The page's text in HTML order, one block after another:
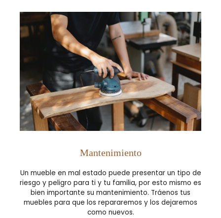
Mantenimiento
Un mueble en mal estado puede presentar un tipo de
riesgo y peligro para ti y tu familia, por esto mismo es
bien importante su mantenimiento. Tráenos tus
muebles para que los repararemos y los dejaremos
como nuevos.